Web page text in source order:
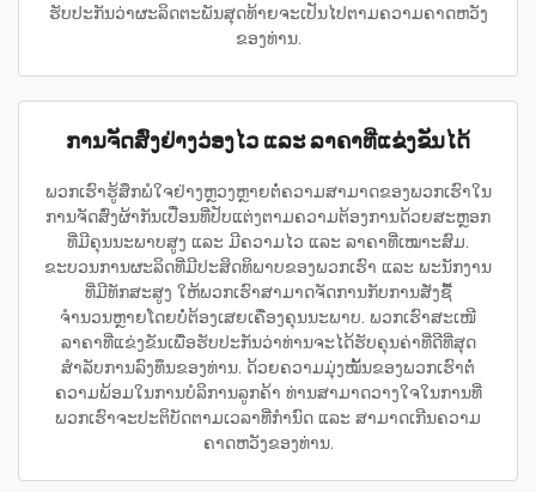
ຮັບປະກັນວ່າຜະລິດຕະພັນສຸດທ້າຍຈະເປັນໄປຕາມຄວາມຄາດຫວັງ
ຂອງທ່ານ.
ການຈັດສົ່ງຢ່າງວ່ອງໄວ ແລະ ລາຄາທີ່ແຂ່ງຂັນໄດ້
ພວກເຮົາຮູ້ສຶກພໍໃຈຢ່າງຫຼວງຫຼາຍຕໍ່ຄວາມສາມາດຂອງພວກເຮົາໃນ
ການຈັດສົ່ງຜ້າກັນເປື່ອນທີ່ປັບແຕ່ງຕາມຄວາມຕ້ອງການດ້ວຍສະຫຼອກ
ທີ່ມີຄຸນນະພາບສູງ ແລະ ມີຄວາມໄວ ແລະ ລາຄາທີ່ເໝາະສົມ.
ຂະບວນການຜະລິດທີ່ມີປະສິດທິພາບຂອງພວກເຮົາ ແລະ ພະນັກງານ
ທີ່ມີທັກສະສູງ ໃຫ້ພວກເຮົາສາມາດຈັດການກັບການສັ່ງຊື້
ຈຳນວນຫຼາຍໂດຍບໍ່ຕ້ອງເສຍເຄື່ອງຄຸນນະພາບ. ພວກເຮົາສະເໜີ
ລາຄາທີ່ແຂ່ງຂັນເພື່ອຮັບປະກັນວ່າທ່ານຈະໄດ້ຮັບຄຸນຄ່າທີ່ດີທີ່ສຸດ
ສຳລັບການລົງທຶນຂອງທ່ານ. ດ້ວຍຄວາມມຸ່ງໝັ້ນຂອງພວກເຮົາຕໍ່
ຄວາມພ້ອມໃນການບໍລິການລູກຄ້າ ທ່ານສາມາດວາງໃຈໃນການທີ່
ພວກເຮົາຈະປະຕິບັດຕາມເວລາທີ່ກຳນົດ ແລະ ສາມາດເກີນຄວາມ
ຄາດຫວັງຂອງທ່ານ.